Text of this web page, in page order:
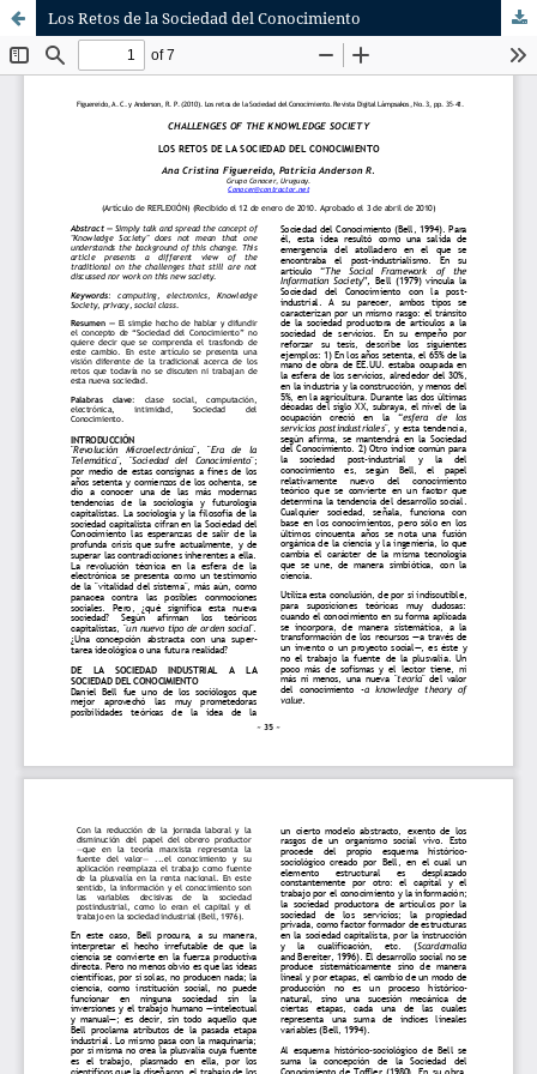
Los Retos de la Sociedad del Conocimiento